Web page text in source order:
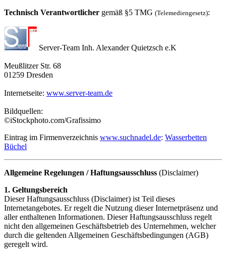
Technisch Verantwortlicher gemäß §5 TMG (Telemediengesetz):
Server-Team Inh. Alexander Quietzsch e.K
Meußlitzer Str. 68
01259 Dresden
Internetseite: www.server-team.de
Bildquellen:
©iStockphoto.com/Grafissimo
Eintrag im Firmenverzeichnis www.suchnadel.de: Wasserbetten
Büchel
Allgemeine Regelungen / Haftungsausschluss (Disclaimer)
1. Geltungsbereich
Dieser Haftungsausschluss (Disclaimer) ist Teil dieses
Internetangebotes. Er regelt die Nutzung dieser Internetpräsenz und
aller enthaltenen Informationen. Dieser Haftungsausschluss regelt
nicht den allgemeinen Geschäftsbetrieb des Unternehmen, welcher
durch die geltenden Allgemeinen Geschäftsbedingungen (AGB)
geregelt wird.